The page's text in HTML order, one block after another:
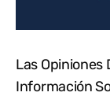
Las Opiniones
Información